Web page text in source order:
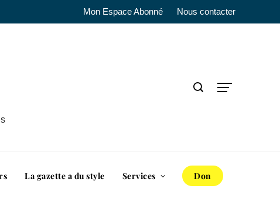
Mon Espace Abonné Nous contacter
La gazette a du style Services Don